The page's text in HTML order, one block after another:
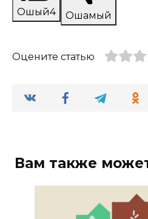
Ошый4 Ошамый
Оцените статью
Вам также